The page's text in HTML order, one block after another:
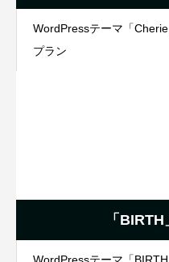
WordPressテーマ「
プラン
「